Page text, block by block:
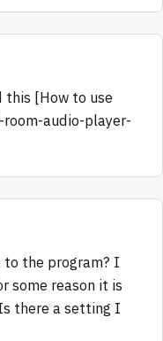
this [How to use
audio-player-
to the program? I
some reason it is
there a setting I